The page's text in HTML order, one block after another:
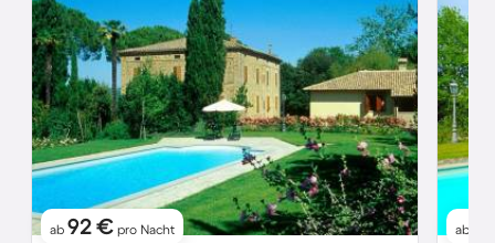
ab 92 € pro Nacht ab